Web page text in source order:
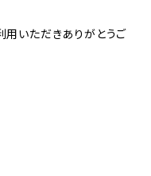
用いただきありがとうご